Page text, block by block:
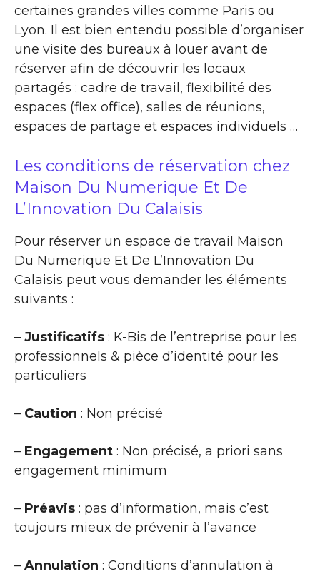
certaines grandes villes comme Paris ou
Lyon. Il est bien entendu possible d’organiser
une visite des bureaux à louer avant de
réserver afin de découvrir les locaux
partagés : cadre de travail, flexibilité des
espaces (flex office), salles de réunions,
espaces de partage et espaces individuels …
Les conditions de réservation chez
Maison Du Numerique Et De
L’Innovation Du Calaisis
Pour réserver un espace de travail Maison
Du Numerique Et De L’Innovation Du
Calaisis peut vous demander les éléments
suivants :
– Justificatifs : K-Bis de l’entreprise pour les
professionnels & pièce d’identité pour les
particuliers
– Caution : Non précisé
– Engagement : Non précisé, a priori sans
engagement minimum
– Préavis : pas d’information, mais c’est
toujours mieux de prévenir à l’avance
– Annulation : Conditions d’annulation à